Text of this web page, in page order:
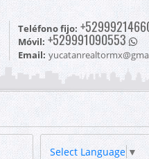
Teléfono fijo:
Móvil: +529991090553
Email:
Select Language ▼